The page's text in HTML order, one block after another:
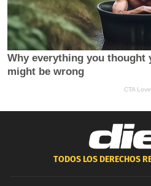
TODOS LOS DERECHOS